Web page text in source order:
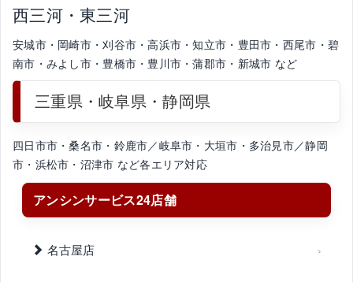
西三河・東三河
安城市・岡崎市・刈谷市・高浜市・知立市・豊田市・西尾市・碧
南市・みよし市・豊橋市・豊川市・蒲郡市・新城市 など
三重県・岐阜県・静岡県
四日市市・桑名市・鈴鹿市／岐阜市・大垣市・多治見市／静岡
市・浜松市・沼津市 など各エリア対応
アンシンサービス24店舗
名古屋店